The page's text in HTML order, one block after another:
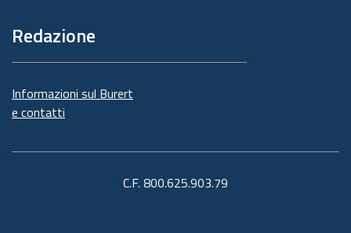
Redazione
Informazioni sul Burert
e contatti
C.F. 800.625.903.79